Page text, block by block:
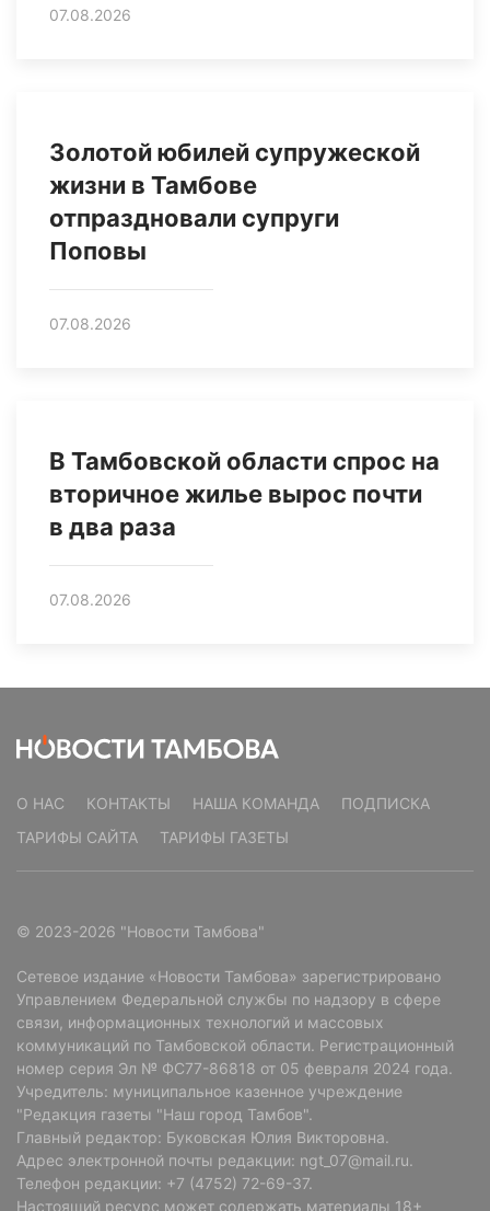
07.08.2026
Золотой юбилей супружеской
жизни в Тамбове
отпраздновали супруги
Поповы
07.08.2026
В Тамбовской области спрос на
вторичное жилье вырос почти
в два раза
07.08.2026
О НАС КОНТАКТЫ НАША КОМАНДА
ПОДПИСКА
ТАРИФЫ САЙТА
ТАРИФЫ ГАЗЕТЫ
© 2023-2026 "Новости Тамбова"
Сетевое издание «Новости Тамбова» зарегистрировано
Управлением Федеральной службы по надзору в сфере
связи, информационных технологий и массовых
коммуникаций по Тамбовской области. Регистрационный
номер серия Эл № ФС77-86818 от 05 февраля 2024 года.
Учредитель: муниципальное казенное учреждение
"Редакция газеты "Наш город Тамбов".
Главный редактор: Буковская Юлия Викторовна.
Адрес электронной почты редакции: ngt_07@mail.ru.
Телефон редакции: +7 (4752) 72-69-37.
Настоящий ресурс может содержать материалы 18+